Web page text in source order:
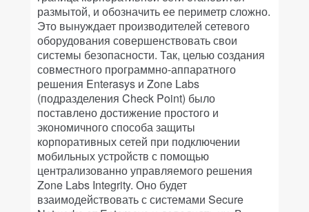
размытой, и обозначить ее периметр сложно.
Это вынуждает производителей сетевого
оборудования совершенствовать свои
системы безопасности. Так, целью создания
совместного программно-аппаратного
решения Enterasys и Zone Labs
(подразделения Check Point) было
поставлено достижение простого и
экономичного способа защиты
корпоративных сетей при подключении
мобильных устройств с помощью
централизованно управляемого решения
Zone Labs Integrity. Оно будет
взаимодействовать с системами Secure